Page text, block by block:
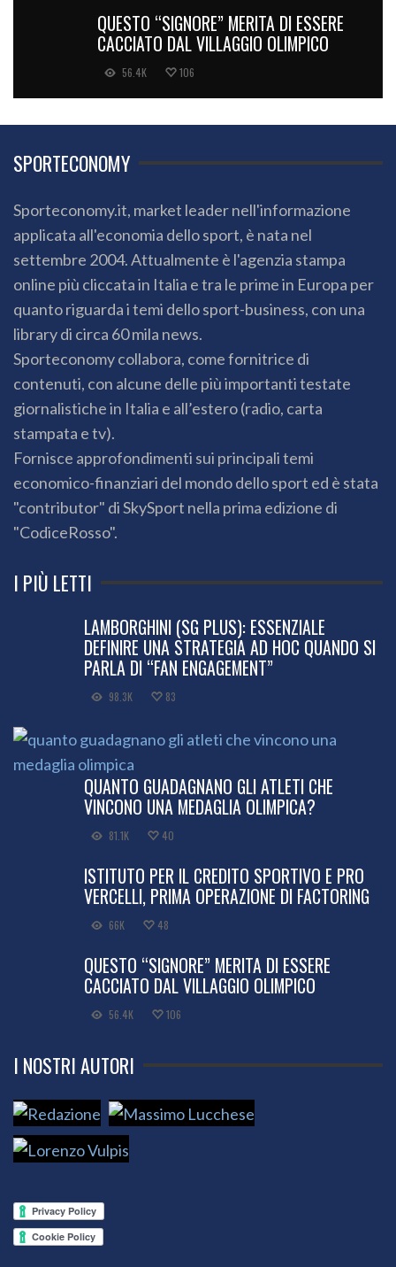
QUESTO “SIGNORE” MERITA DI ESSERE
CACCIATO DAL VILLAGGIO OLIMPICO
56.4K 106
SPORTECONOMY
Sporteconomy.it, market leader nell'informazione
applicata all'economia dello sport, è nata nel
settembre 2004. Attualmente è l'agenzia stampa
online più cliccata in Italia e tra le prime in Europa per
quanto riguarda i temi dello sport-business, con una
library di circa 60 mila news.
Sporteconomy collabora, come fornitrice di
contenuti, con alcune delle più importanti testate
giornalistiche in Italia e all’estero (radio, carta
stampata e tv).
Fornisce approfondimenti sui principali temi
economico-finanziari del mondo dello sport ed è stata
"contributor" di SkySport nella prima edizione di
"CodiceRosso".
I PIÙ LETTI
LAMBORGHINI (SG PLUS): ESSENZIALE
DEFINIRE UNA STRATEGIA AD HOC QUANDO SI
PARLA DI “FAN ENGAGEMENT”
98.3K 83
QUANTO GUADAGNANO GLI ATLETI CHE
VINCONO UNA MEDAGLIA OLIMPICA?
81.1K 40
ISTITUTO PER IL CREDITO SPORTIVO E PRO
VERCELLI, PRIMA OPERAZIONE DI FACTORING
66K 48
QUESTO “SIGNORE” MERITA DI ESSERE
CACCIATO DAL VILLAGGIO OLIMPICO
56.4K 106
I NOSTRI AUTORI